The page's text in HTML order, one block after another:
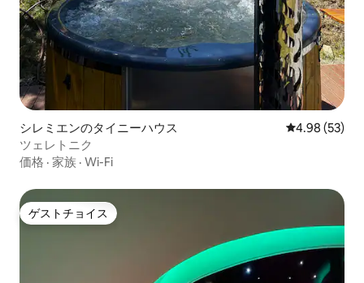
シレミエンのタイニーハウス レビュー53
4.98 (53)
ツェレトニク
価格 · 家族 · Wi-Fi
ゲストチョイス
ゲストチョイス